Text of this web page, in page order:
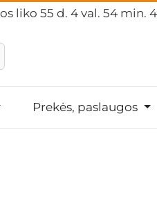
liko 55 d. 4 val. 54 min. 3
Prekės, paslaugos